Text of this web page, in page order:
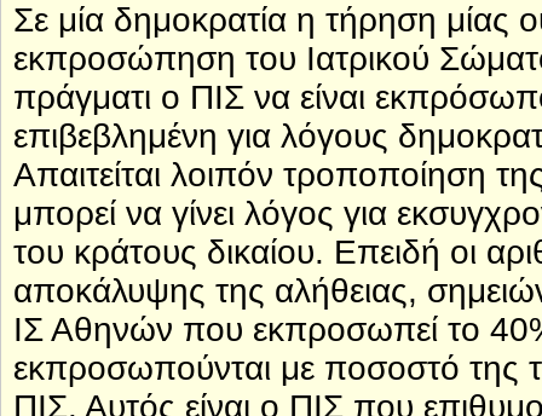
Σε μία δημοκρατία η τήρηση μίας
εκπροσώπηση του Ιατρικού
πράγματι ο ΠΙΣ να είναι
επιβεβλημένη για λόγους
Απαιτείται λοιπόν τροποποίηση
μπορεί να γίνει λόγος για
του κράτους δικαίου. Επειδή οι
αποκάλυψης της αλήθειας,
ΙΣ Αθηνών που εκπροσωπεί το
εκπροσωπούνται με ποσοστό της
ΠΙΣ. Αυτός είναι ο ΠΙΣ που